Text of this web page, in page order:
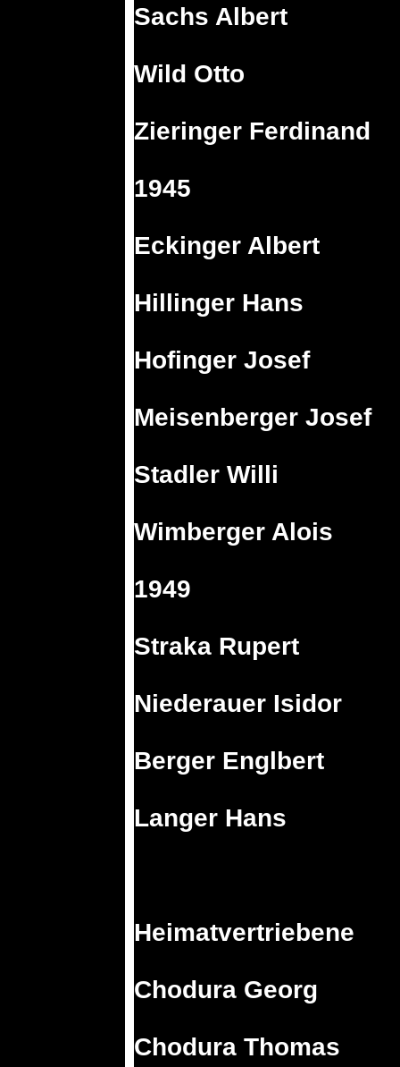
Sachs Albert
Wild Otto
Zieringer Ferdinand
1945
Eckinger Albert
Hillinger Hans
Hofinger Josef
Meisenberger Josef
Stadler Willi
Wimberger Alois
1949
Straka Rupert
Niederauer Isidor
Berger Englbert
Langer Hans
Heimatvertriebene
Chodura Georg
Chodura Thomas